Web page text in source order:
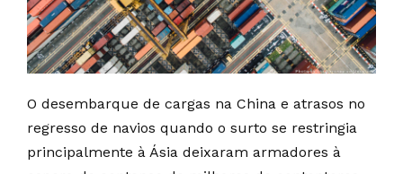
O desembarque de cargas na China e atrasos no
regresso de navios quando o surto se restringia
principalmente à Ásia deixaram armadores à